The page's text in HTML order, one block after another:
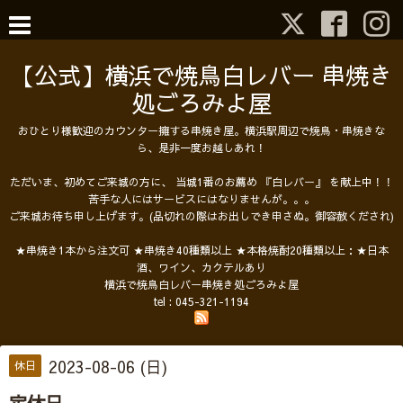
【公式】横浜で焼鳥白レバー 串焼き
処ごろみよ屋
おひとり様歓迎のカウンター擁する串焼き屋。横浜駅周辺で焼鳥・串焼きな
ら、是非一度お越しあれ！
ただいま、初めてご来城の方に、 当城1番のお薦め 『白レバー』 を献上中！！
苦手な人にはサービスにはなりませんが。。。
ご来城お待ち申し上げます。(品切れの際はお出しでき申さぬ。御容赦くだされ)
★串焼き1本から注文可 ★串焼き40種類以上 ★本格焼酎20種類以上：★日本
酒、ワイン、カクテルあり
横浜で焼鳥白レバー串焼き処ごろみよ屋
tel : 045-321-1194
休日 2023-08-06 (日)